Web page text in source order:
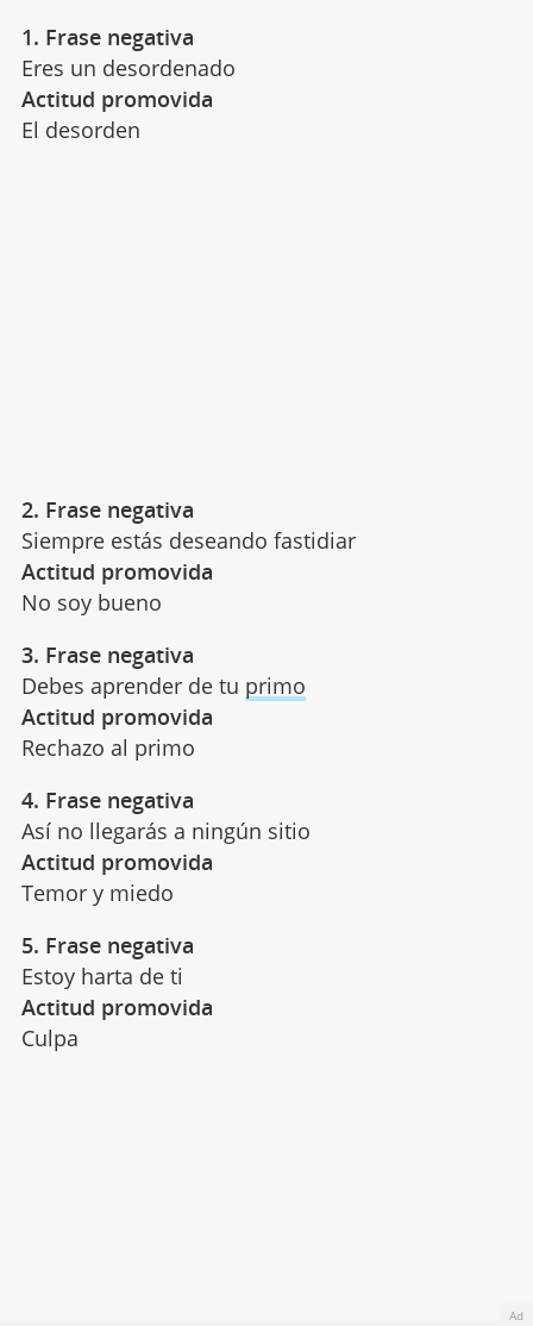
1. Frase negativa
Eres un desordenado
Actitud promovida
El desorden
2. Frase negativa
Siempre estás deseando fastidiar
Actitud promovida
No soy bueno
3. Frase negativa
Debes aprender de tu primo
Actitud promovida
Rechazo al primo
4. Frase negativa
Así no llegarás a ningún sitio
Actitud promovida
Temor y miedo
5. Frase negativa
Estoy harta de ti
Actitud promovida
Culpa
Ad